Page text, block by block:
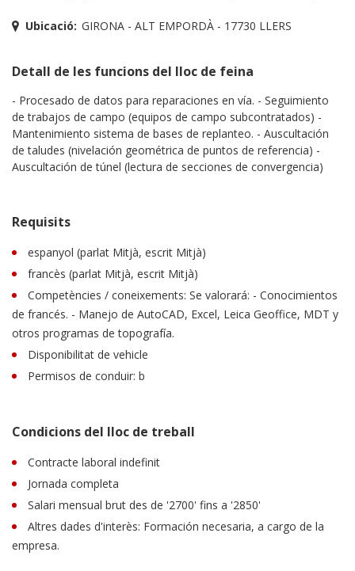
Ubicació: GIRONA - ALT EMPORDÀ - 17730 LLERS
Detall de les funcions del lloc de feina
- Procesado de datos para reparaciones en vía. - Seguimiento
de trabajos de campo (equipos de campo subcontratados) -
Mantenimiento sistema de bases de replanteo. - Auscultación
de taludes (nivelación geométrica de puntos de referencia) -
Auscultación de túnel (lectura de secciones de convergencia)
Requisits
espanyol (parlat Mitjà, escrit Mitjà)
francès (parlat Mitjà, escrit Mitjà)
Competències / coneixements: Se valorará: - Conocimientos
de francés. - Manejo de AutoCAD, Excel, Leica Geoffice, MDT y
otros programas de topografía.
Disponibilitat de vehicle
Permisos de conduir: b
Condicions del lloc de treball
Contracte laboral indefinit
Jornada completa
Salari mensual brut des de '2700' fins a '2850'
Altres dades d'interès: Formación necesaria, a cargo de la
empresa.